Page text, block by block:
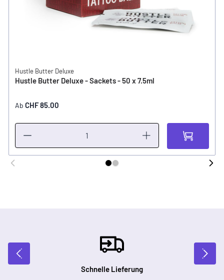
Hustle Butter Deluxe
Hustle Butter Deluxe - Sackets - 50 x 7.5ml
Ab CHF 85.00
Schnelle Lieferung